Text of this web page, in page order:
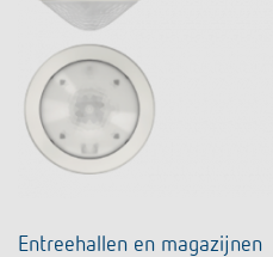
Entreehallen en magazijnen